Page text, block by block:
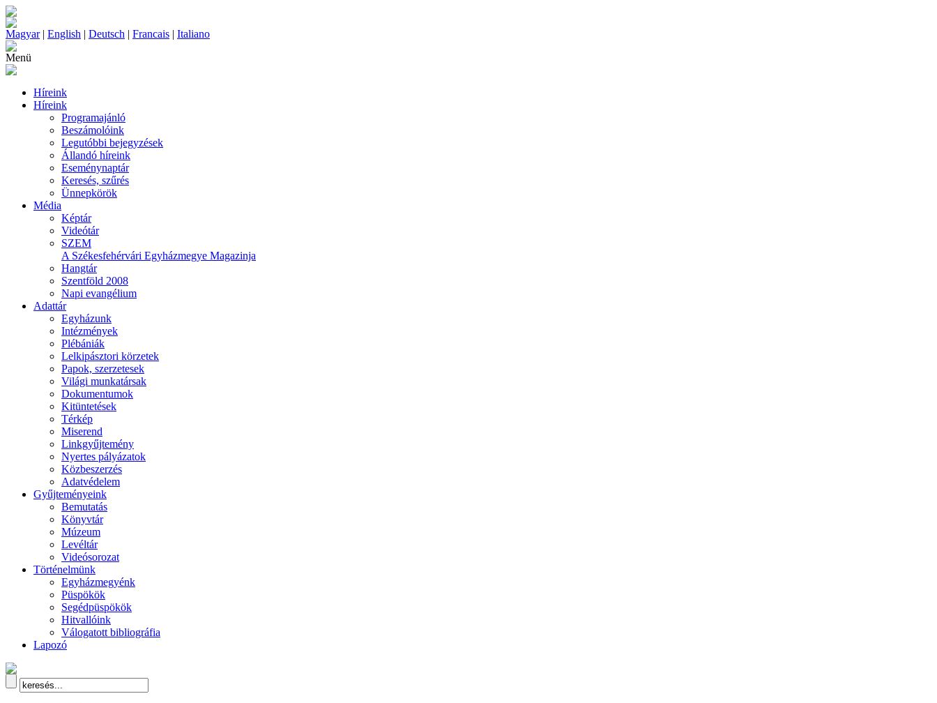
Magyar| English | Deutsch | Francais | Italiano
Menü
Híreink
Híreink
Programajánló
Beszámolóink
Legutóbbi bejegyzések
Állandó híreink
Eseménynaptár
Keresés, szűrés
Ünnepkörök
Média
Képtár
Videótár
SZEM
A Székesfehérvári Egyházmegye Magazinja
Hangtár
Szentföld 2008
Napi evangélium
Adattár
Egyházunk
Intézmények
Plébániák
Lelkipásztori körzetek
Papok, szerzetesek
Világi munkatársak
Dokumentumok
Kitüntetések
Térkép
Miserend
Linkgyűjtemény
Nyertes pályázatok
Közbeszerzés
Adatvédelem
Gyűjteményeink
Bemutatás
Könyvtár
Múzeum
Levéltár
Videósorozat
Történelmünk
Egyházmegyénk
Püspökök
Segédpüspökök
Hitvallóink
Válogatott bibliográfia
Lapozó